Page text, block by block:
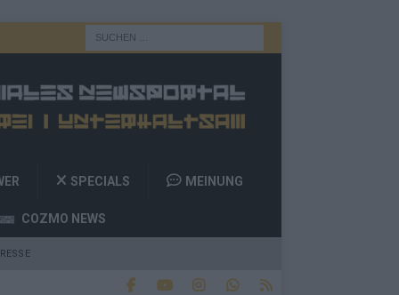
SPECIALS MEINUNG
COZMO NEWS